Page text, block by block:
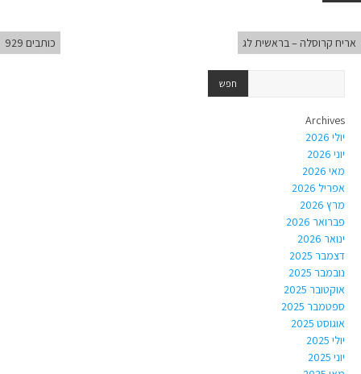
אריח קרוסלה – בראשית לג כותבים 929
Archives
יולי 2026
יוני 2026
מאי 2026
אפריל 2026
מרץ 2026
פברואר 2026
ינואר 2026
דצמבר 2025
נובמבר 2025
אוקטובר 2025
ספטמבר 2025
אוגוסט 2025
יולי 2025
יוני 2025